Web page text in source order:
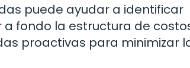
puede ayudar a identificar
fondo la estructura de
proactivas para minimizar